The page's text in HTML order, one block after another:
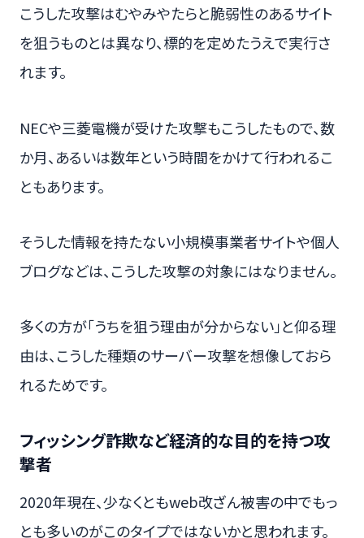
こうした攻撃はむやみやたらと脆弱性のあるサイト
を狙うものとは異なり、標的を定めたうえで実行さ
れます。
NECや三菱電機が受けた攻撃もこうしたもので、数
か月、あるいは数年という時間をかけて行われるこ
ともあります。
そうした情報を持たない小規模事業者サイトや個人
ブログなどは、こうした攻撃の対象にはなりません。
多くの方が「うちを狙う理由が分からない」と仰る理
由は、こうした種類のサーバー攻撃を想像しておら
れるためです。
フィッシング詐欺など経済的な目的を持つ攻
撃者
2020年現在、少なくともweb改ざん被害の中でもっ
とも多いのがこのタイプではないかと思われます。